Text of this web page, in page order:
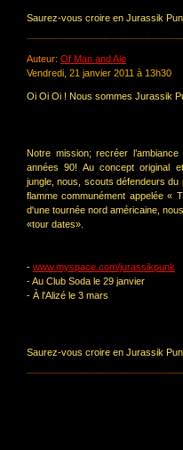
Saurez-vous croire en Jurassik
Auteur: Of Man and Ale
Vendredi, 21 janvier 2011 à 13h30
Oi Oi Oi ! Nous sommes Jurassik
Notre mission; recréer
années 90! Au concept original
jungle, nous, scouts défendeurs
flamme communément appelée «
d'une tournée nord américaine,
«tour dates».
- www.myspace.com/jurassikpunk
- Au Club Soda le 29 janvier
- À l'Alizé le 3 mars
Saurez-vous croire en Jurassik